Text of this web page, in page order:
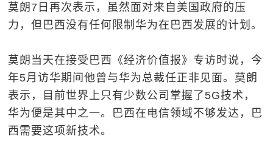
莫朗7日再次表示，虽然面对来自美国政府的压
力，但巴西没有任何限制华为在巴西发展的计划。
莫朗当天在接受巴西《经济价值报》专访时说，今
年5月访华期间他曾与华为总裁任正非见面。莫朗
表示，目前世界上只有少数公司掌握了5G技术，
华为便是其中之一。巴西在电信领域不够发达，巴
西需要这项新技术。